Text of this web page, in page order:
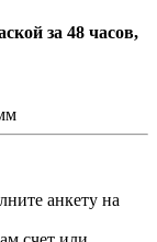
за 48 часов,
анкету на